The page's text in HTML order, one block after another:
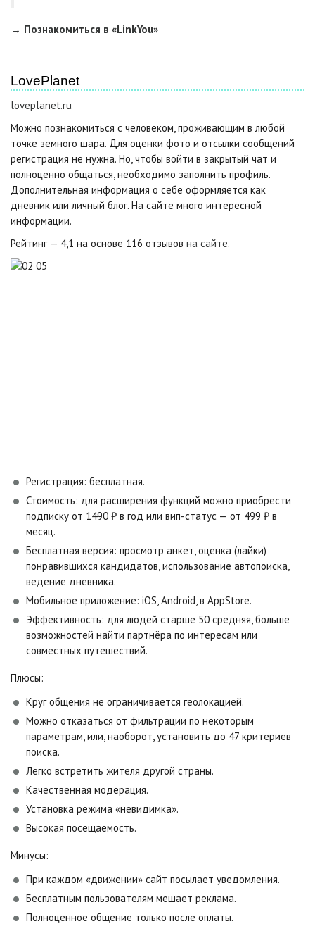
→ Познакомиться в «LinkYou»
LovePlanet
loveplanet.ru
Можно познакомиться с человеком, проживающим в любой
точке земного шара. Для оценки фото и отсылки сообщений
регистрация не нужна. Но, чтобы войти в закрытый чат и
полноценно общаться, необходимо заполнить профиль.
Дополнительная информация о себе оформляется как
дневник или личный блог. На сайте много интересной
информации.
Рейтинг — 4,1 на основе 116 отзывов на сайте.
Регистрация: бесплатная.
Стоимость: для расширения функций можно приобрести
подписку от 1490 ₽ в год или вип-статус — от 499 ₽ в
месяц.
Бесплатная версия: просмотр анкет, оценка (лайки)
понравившихся кандидатов, использование автопоиска,
ведение дневника.
Мобильное приложение: iOS, Android, в AppStore.
Эффективность: для людей старше 50 средняя, больше
возможностей найти партнёра по интересам или
совместных путешествий.
Плюсы:
Круг общения не ограничивается геолокацией.
Можно отказаться от фильтрации по некоторым
параметрам, или, наоборот, установить до 47 критериев
поиска.
Легко встретить жителя другой страны.
Качественная модерация.
Установка режима «невидимка».
Высокая посещаемость.
Минусы:
При каждом «движении» сайт посылает уведомления.
Бесплатным пользователям мешает реклама.
Полноценное общение только после оплаты.